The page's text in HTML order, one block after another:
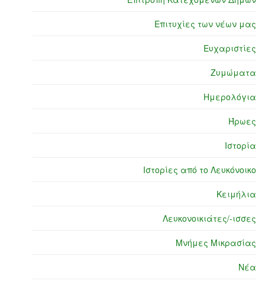
Επιτυχίες των νέων μας
Ευχαριστίες
Ζυμώματα
Ημερολόγια
Ήρωες
Ιστορία
Ιστορίες από το Λευκόνοικο
Κειμήλια
Λευκονοικιάτες/-ισσες
Μνήμες Μικρασίας
Νέα